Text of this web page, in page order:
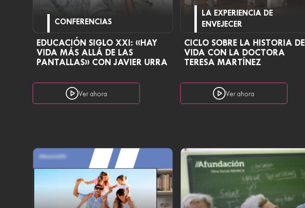
CONFERENCIAS
EDUCACIÓN SIGLO XXI: «HAY
VIDA MÁS ALLÁ DE LAS
PANTALLAS» CON JAVIER URRA
Ver ahora
LA EXPERIENCIA DE
ENVEJECER
CICLO SOBRE LA HISTORIA DE
VIDA CON LA DOCTORA
TERESA MARTÍNEZ
Ver ahora